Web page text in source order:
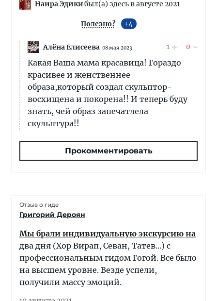
Наира Эдикибыл(а) здесь в августе 2021
Полезно? 4
Алёна Елисеева 08 мая 2023 1 0
Какая Ваша мама красавица! Гораздо
красивее и женственнее
образа,который создал скульптор-
восхищена и покорена!! И теперь буду
знать, чей образ запечатлела
скульптура!!
Прокомментировать
Отзыв о гиде
Григорий Дероян
Мы брали индивидуальную экскурсию на
два дня (Хор Вирап, Севан, Татев...) с
профессиональным гидом Гогой. Все было
на высшем уровне. Везде успели,
получили массу эмоций.